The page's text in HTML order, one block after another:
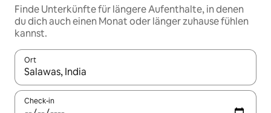
Finde Unterkünfte für längere Aufenthalte, in denen
du dich auch einen Monat oder länger zuhause fühlen
kannst.
Ort
Wenn Ergebnisse verfügbar sind, navigiere mit den
Check-in